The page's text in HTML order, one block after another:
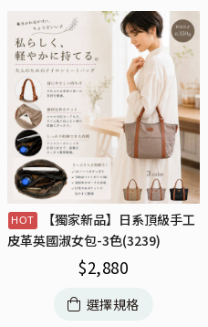
【獨家新品】日系頂級手工
皮革英國淑女包-3色(3239)
$2,880
選擇規格